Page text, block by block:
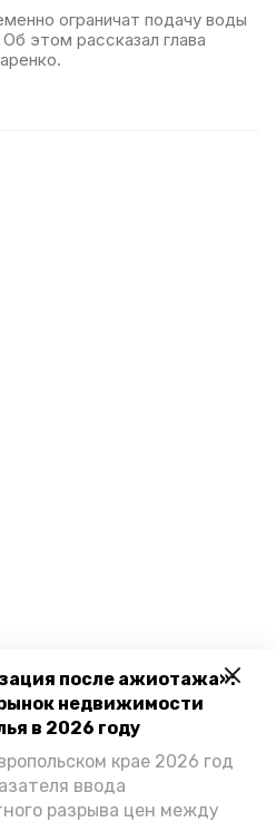
после ажиотажа»:
недвижимости
в 2026 году
крае 2026 год
ввода
разрыва цен между
ограничат подачу воды
этом рассказал глава